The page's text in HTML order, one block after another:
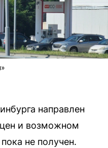
направлен
и возможном
не получен.